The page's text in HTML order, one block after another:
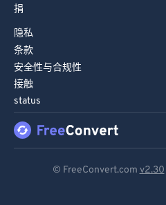
捐
隐私
条款
安全性与合规性
接触
status
© FreeConvert.com v2.30